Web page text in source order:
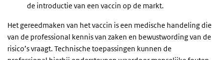
de introductie van een vaccin op de markt.
Het gereedmaken van het vaccin is een medische handeling die
van de professional kennis van zaken en bewustwording van de
risico’s vraagt. Technische toepassingen kunnen de